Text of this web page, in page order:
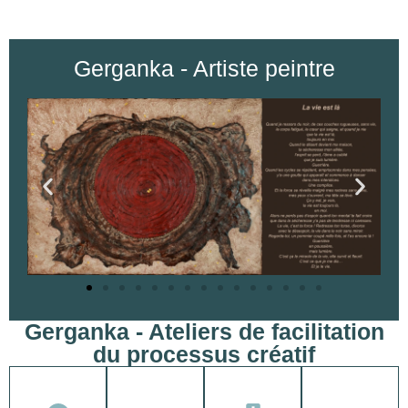
Gerganka - Artiste peintre
Gerganka - Ateliers de facilitation
du processus créatif